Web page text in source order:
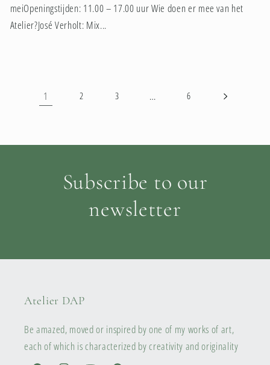
meiOpeningstijden: 11.00 – 17.00 uur Wie doen er mee van het
Atelier?José Verholt: Mix...
1 2 3 … 6
Subscribe to our
newsletter
Atelier DAP
Be amazed, moved or inspired by one of my works of art,
each of which is characterized by creativity and originality